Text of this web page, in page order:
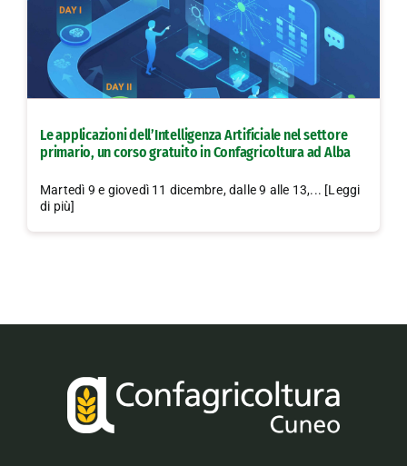
Le applicazioni dell’Intelligenza Artificiale nel settore
primario, un corso gratuito in Confagricoltura ad Alba
Martedì 9 e giovedì 11 dicembre, dalle 9 alle 13,... [Leggi
di più]